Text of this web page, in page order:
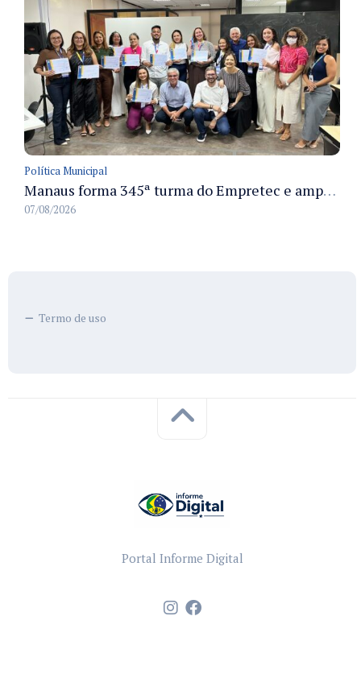
Política Municipal
Manaus forma 345ª turma do Empretec e amplia qualificação de empreendedores na cidade
07/08/2026
Termo de uso
Portal Informe Digital